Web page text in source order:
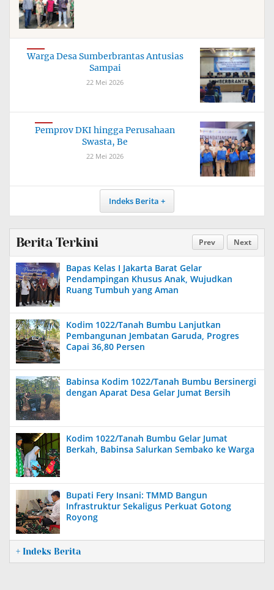
Warga Desa Sumberbrantas Antusias
Sampai
22 Mei 2026
Pemprov DKI hingga Perusahaan
Swasta, Be
22 Mei 2026
Indeks Berita
Prev Next
Berita Terkini
Bapas Kelas I Jakarta Barat Gelar
Pendampingan Khusus Anak, Wujudkan
Ruang Tumbuh yang Aman
Kodim 1022/Tanah Bumbu Lanjutkan
Pembangunan Jembatan Garuda, Progres
Capai 36,80 Persen
Babinsa Kodim 1022/Tanah Bumbu Bersinergi
dengan Aparat Desa Gelar Jumat Bersih
Kodim 1022/Tanah Bumbu Gelar Jumat
Berkah, Babinsa Salurkan Sembako ke Warga
Bupati Fery Insani: TMMD Bangun
Infrastruktur Sekaligus Perkuat Gotong
Royong
+ Indeks Berita